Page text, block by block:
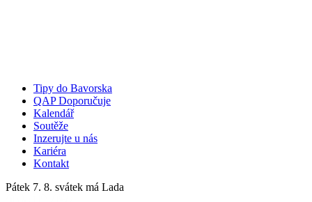
Tipy do Bavorska
QAP Doporučuje
Kalendář
Soutěže
Inzerujte u nás
Kariéra
Kontakt
Pátek 7. 8. svátek má Lada